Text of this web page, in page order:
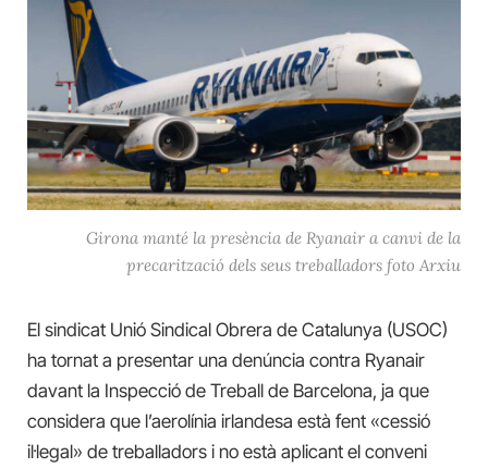
Girona manté la presència de Ryanair a canvi de la
precarització dels seus treballadors foto Arxiu
El sindicat Unió Sindical Obrera de Catalunya (USOC)
ha tornat a presentar una denúncia contra Ryanair
davant la Inspecció de Treball de Barcelona, ja que
considera que l’aerolínia irlandesa està fent «cessió
il·legal» de treballadors i no està aplicant el conveni